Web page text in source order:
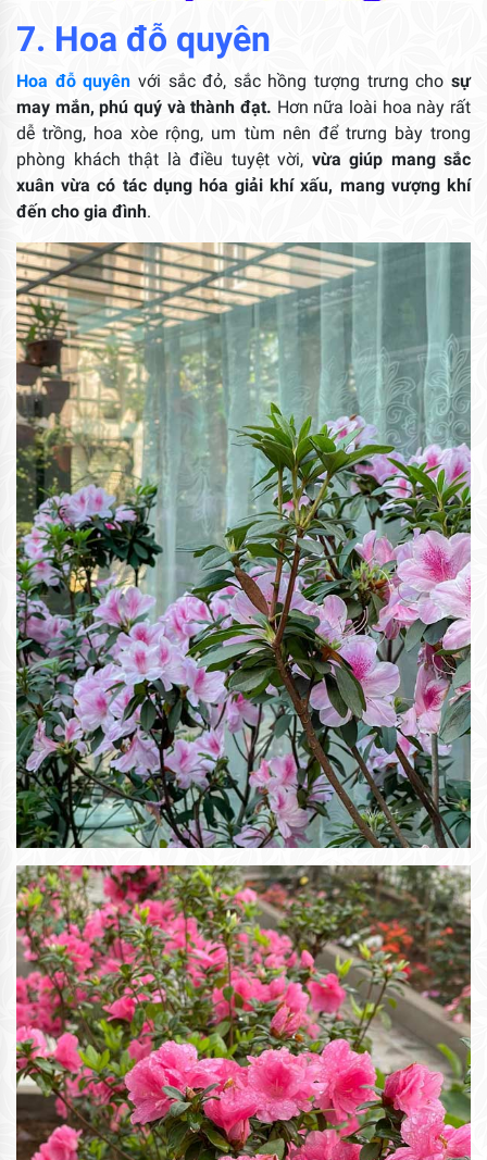
7. Hoa đỗ quyên
Hoa đỗ quyên với sắc đỏ, sắc hồng tượng trưng chosự
may mắn, phú quý và thành đạt. Hơn nữa loài hoa này rất
dễ trồng, hoa xòe rộng, um tùm nên để trưng bày trong
phòng khách thật là điều tuyệt vời, vừa giúp mang sắc
xuân vừa có tác dụng hóa giải khí xấu, mang vượng khí
đến cho gia đình.